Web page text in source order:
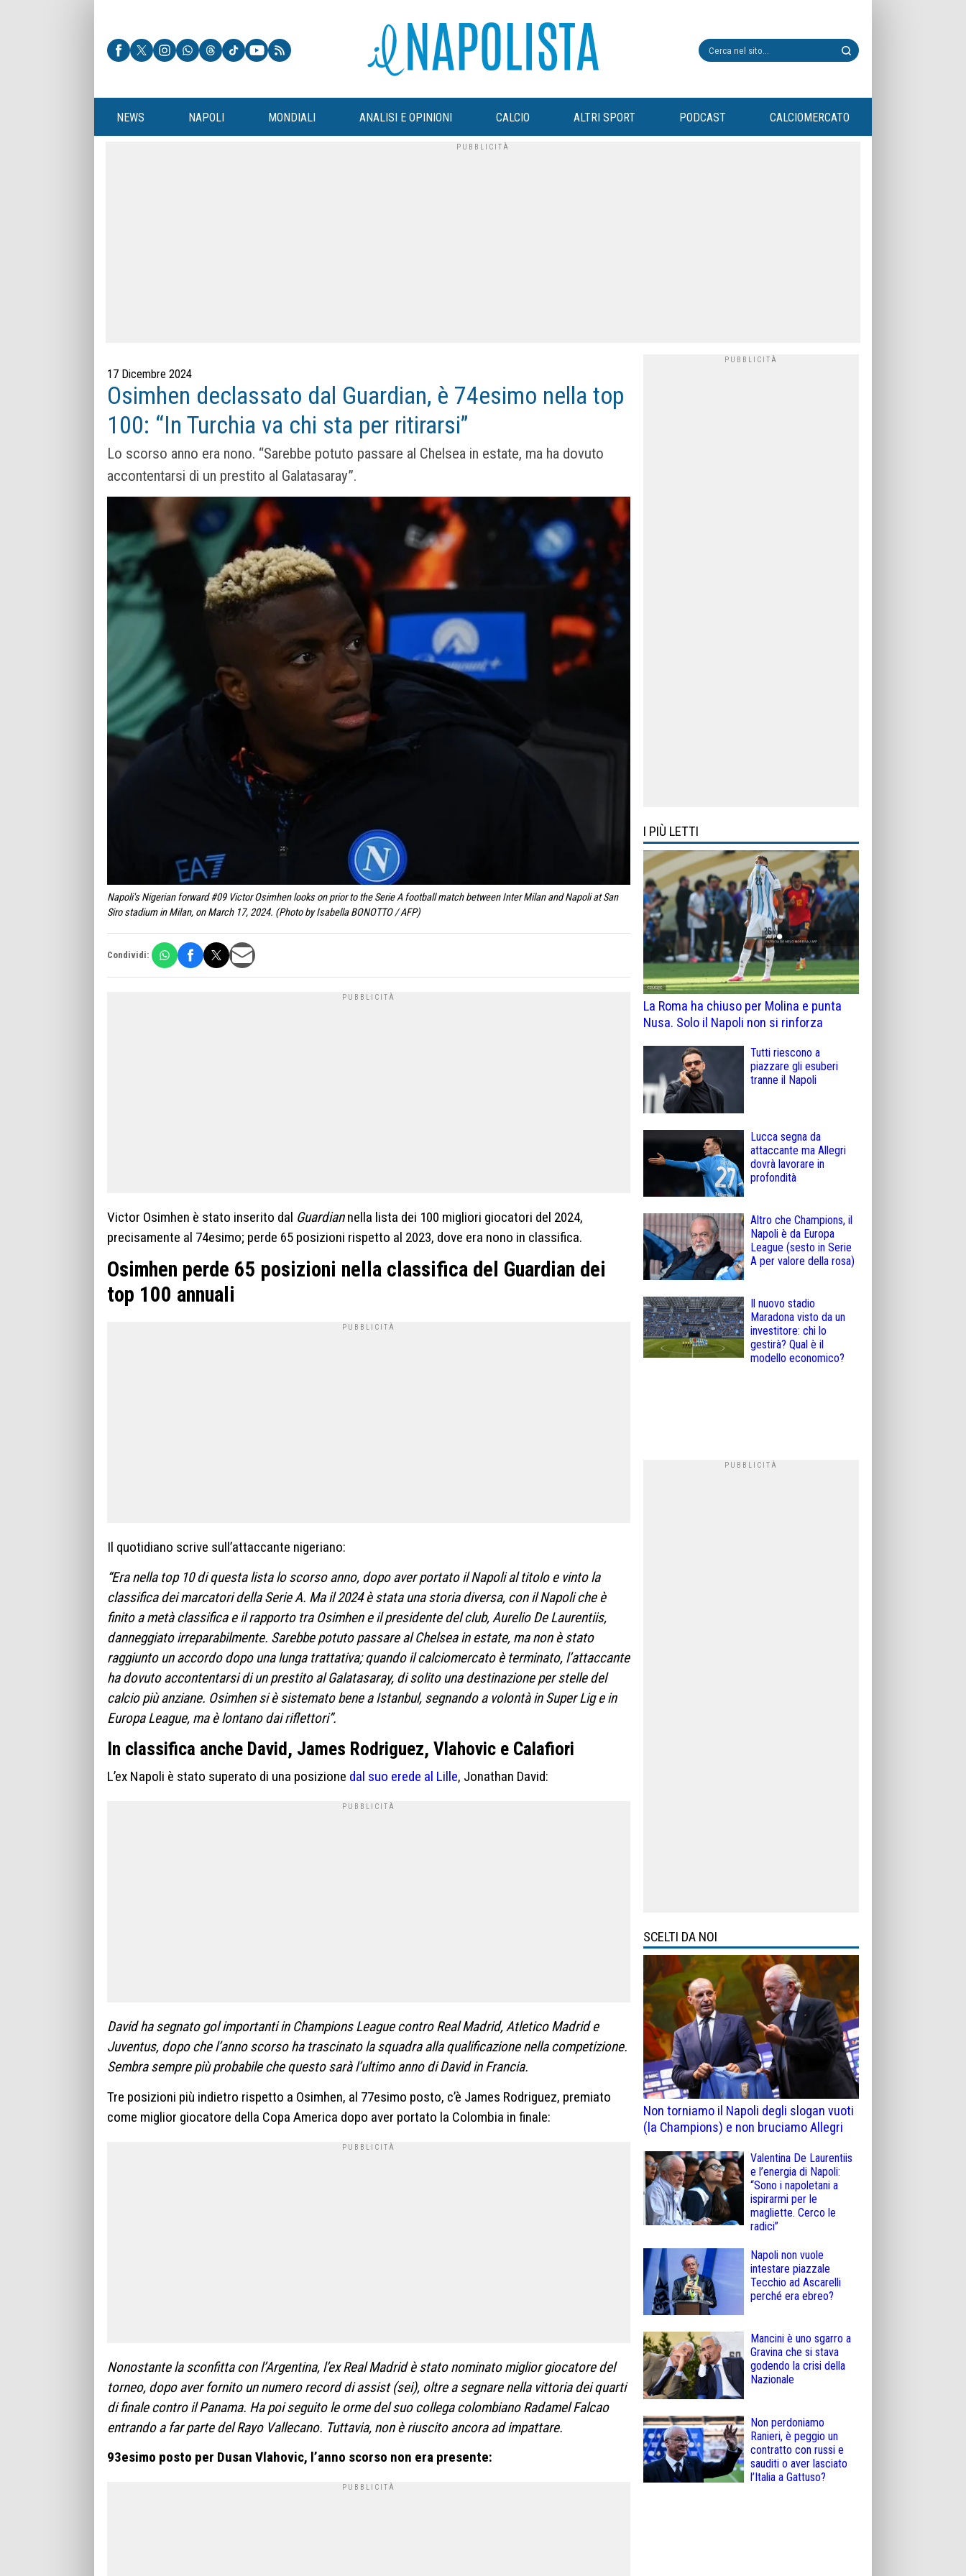
NEWS NAPOLI MONDIALI ANALISI E OPINIONI CALCIO ALTRI SPORT PODCAST CALCIOMERCATO
17 Dicembre 2024
Osimhen declassato dal Guardian, è 74esimo nella top
100: “In Turchia va chi sta per ritirarsi”
Lo scorso anno era nono. “Sarebbe potuto passare al Chelsea in estate, ma ha dovuto
accontentarsi di un prestito al Galatasaray”.
Napoli's Nigerian forward #09 Victor Osimhen looks on prior to the Serie A football match between Inter Milan and Napoli at San
Siro stadium in Milan, on March 17, 2024. (Photo by Isabella BONOTTO / AFP)
Condividi:
Victor Osimhen è stato inserito dal Guardiannella lista dei 100 migliori giocatori del 2024,
precisamente al 74esimo; perde 65 posizioni rispetto al 2023, dove era nono in classifica.
Osimhen perde 65 posizioni nella classifica del Guardian dei
top 100 annuali
Il quotidiano scrive sull’attaccante nigeriano:
“Era nella top 10 di questa lista lo scorso anno, dopo aver portato il Napoli al titolo e vinto la
classifica dei marcatori della Serie A. Ma il 2024 è stata una storia diversa, con il Napoli che è
finito a metà classifica e il rapporto tra Osimhen e il presidente del club, Aurelio De Laurentiis,
danneggiato irreparabilmente. Sarebbe potuto passare al Chelsea in estate, ma non è stato
raggiunto un accordo dopo una lunga trattativa; quando il calciomercato è terminato, l’attaccante
ha dovuto accontentarsi di un prestito al Galatasaray, di solito una destinazione per stelle del
calcio più anziane. Osimhen si è sistemato bene a Istanbul, segnando a volontà in Super Lig e in
Europa League, ma è lontano dai riflettori”.
In classifica anche David, James Rodriguez, Vlahovic e Calafiori
L’ex Napoli è stato superato di una posizione dal suo erede al Lille, Jonathan David:
David ha segnato gol importanti in Champions League contro Real Madrid, Atletico Madrid e
Juventus, dopo che l’anno scorso ha trascinato la squadra alla qualificazione nella competizione.
Sembra sempre più probabile che questo sarà l’ultimo anno di David in Francia.
Tre posizioni più indietro rispetto a Osimhen, al 77esimo posto, c’è James Rodriguez, premiato
come miglior giocatore della Copa America dopo aver portato la Colombia in finale:
Nonostante la sconfitta con l’Argentina, l’ex Real Madrid è stato nominato miglior giocatore del
torneo, dopo aver fornito un numero record di assist (sei), oltre a segnare nella vittoria dei quarti
di finale contro il Panama. Ha poi seguito le orme del suo collega colombiano Radamel Falcao
entrando a far parte del Rayo Vallecano. Tuttavia, non è riuscito ancora ad impattare.
93esimo posto per Dusan Vlahovic, l’anno scorso non era presente:
I PIÙ LETTI
La Roma ha chiuso per Molina e punta
Nusa. Solo il Napoli non si rinforza
Tutti riescono a
piazzare gli esuberi
tranne il Napoli
Lucca segna da
attaccante ma Allegri
dovrà lavorare in
profondità
Altro che Champions, il
Napoli è da Europa
League (sesto in Serie
A per valore della rosa)
Il nuovo stadio
Maradona visto da un
investitore: chi lo
gestirà? Qual è il
modello economico?
SCELTI DA NOI
Non torniamo il Napoli degli slogan vuoti
(la Champions) e non bruciamo Allegri
Valentina De Laurentiis
e l’energia di Napoli:
“Sono i napoletani a
ispirarmi per le
magliette. Cerco le
radici”
Napoli non vuole
intestare piazzale
Tecchio ad Ascarelli
perché era ebreo?
Mancini è uno sgarro a
Gravina che si stava
godendo la crisi della
Nazionale
Non perdoniamo
Ranieri, è peggio un
contratto con russi e
sauditi o aver lasciato
l’Italia a Gattuso?